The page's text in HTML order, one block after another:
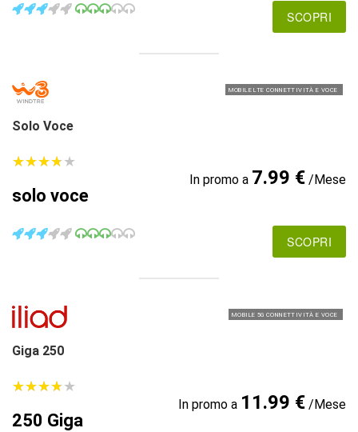
SCOPRI
MOBILE LTE CONNETTIVITÀ E VOCE
Solo Voce
★★★★★
★★★★★
solo voce
In promo a 7.99 €/Mese
SCOPRI
MOBILE 5G CONNETTIVITÀ E VOCE
Giga 250
★★★★★
★★★★★
250 Giga
In promo a 11.99 €/Mese